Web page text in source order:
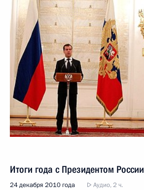
Итоги года с Президентом России
24 декабря 2010 года Аудио, 2 ч.